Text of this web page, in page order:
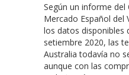
Según un informe del
Mercado Español del
los datos disponibles
setiembre 2020, las
Australia todavía no
aunque con las